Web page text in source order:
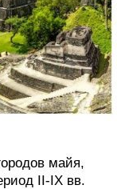
майя,
II-IX вв.